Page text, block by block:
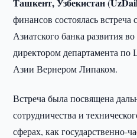
финансов состоялась встреча
Азиатского банка развития
директором департамента по
Азии Вернером Липаком.
Встреча была посвящена
сотрудничества и
сферах, как государственно-